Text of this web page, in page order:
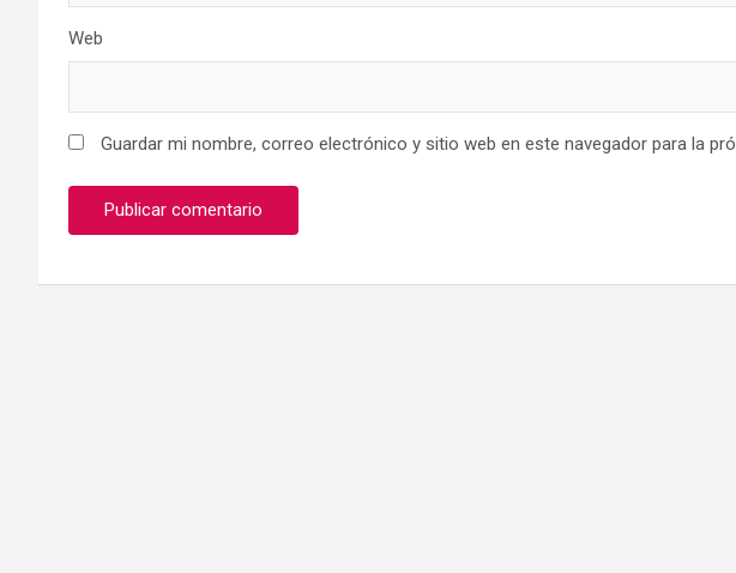
Web
Guardar mi nombre, correo electrónico y sitio web en este navegador para la